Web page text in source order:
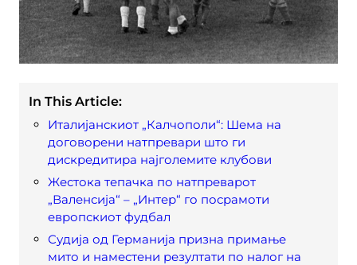
In This Article:
Италијанскиот „Калчополи“: Шема на
договорени натпревари што ги
дискредитира најголемите клубови
Жестока тепачка по натпреварот
„Валенсија“ – „Интер“ го посрамоти
европскиот фудбал
Судија од Германија призна примање
мито и наместени резултати по налог на